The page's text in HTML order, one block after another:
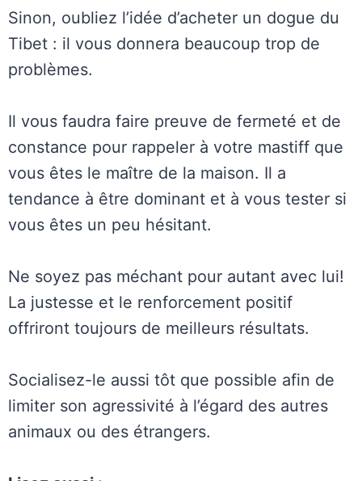
Sinon, oubliez l’idée d’acheter un dogue du
Tibet : il vous donnera beaucoup trop de
problèmes.
Il vous faudra faire preuve de fermeté et de
constance pour rappeler à votre mastiff que
vous êtes le maître de la maison. Il a
tendance à être dominant et à vous tester si
vous êtes un peu hésitant.
Ne soyez pas méchant pour autant avec lui!
La justesse et le renforcement positif
offriront toujours de meilleurs résultats.
Socialisez-le aussi tôt que possible afin de
limiter son agressivité à l’égard des autres
animaux ou des étrangers.